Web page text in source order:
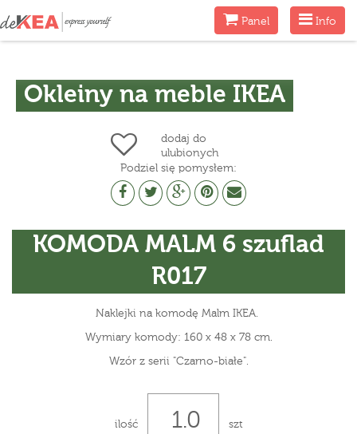
Menu
Info
MenuPanel
Okleiny na meble IKEA
dodaj do
ulubionych
Podziel się pomysłem:
KOMODA MALM 6 szuflad
R017
Naklejki na komodę Malm IKEA.
Wymiary komody: 160 x 48 x 78 cm.
Wzór z serii "Czarno-białe".
ilość szt